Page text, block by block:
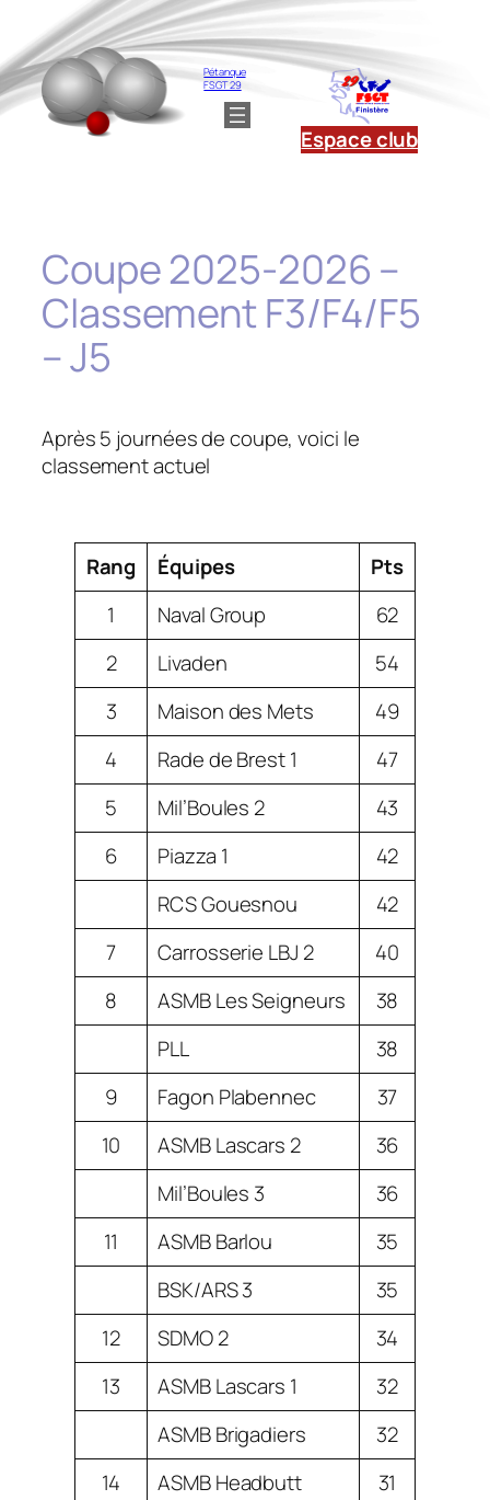
au
contenu
Pétanque
FSGT 29
Espace club
Coupe 2025-2026 –
Classement F3/F4/F5
– J5
Après 5 journées de coupe, voici le
classement actuel
Rang Équipes
Pts
1
Naval Group
62
2
Livaden
54
3
Maison des Mets
49
4
Rade de Brest 1
47
5
Mil’Boules 2
43
6
Piazza 1
42
RCS Gouesnou
42
7
Carrosserie LBJ 2
40
8
ASMB Les Seigneurs
38
PLL
38
9
Fagon Plabennec
37
10
ASMB Lascars 2
36
Mil’Boules 3
36
11
ASMB Barlou
35
BSK/ARS 3
35
12
SDMO 2
34
13
ASMB Lascars 1
32
ASMB Brigadiers
32
14
ASMB Headbutt
31